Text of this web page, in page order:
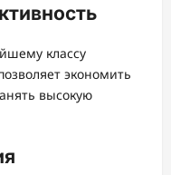
классу
экономить
высокую